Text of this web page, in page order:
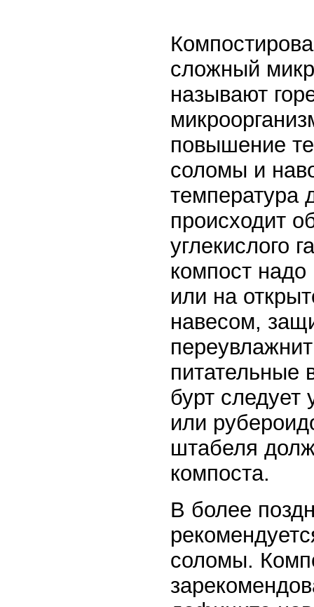
сложный
называют
повышение
соломы и
температура
происходит
углекислого
компост
или на
навесом,
питательные
бурт следует
или
штабеля
компоста.
В более
соломы.